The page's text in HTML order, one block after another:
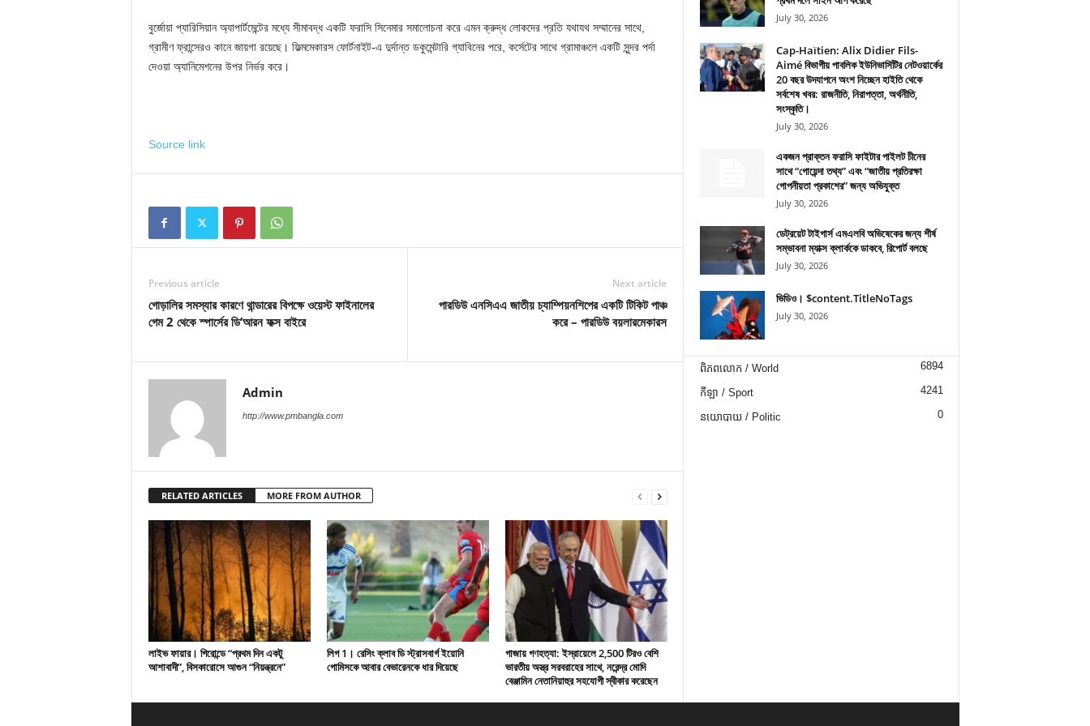
বুর্জোয়া প্যারিসিয়ান অ্যাপার্টমেন্টের মধ্যে সীমাবদ্ধ একটি ফরাসি সিনেমার সমালোচনা করে এমন ক্রুদ্ধ লোকদের প্রতি যথাযথ সম্মানের সাথে,
গ্রামীণ ফ্রান্সেরও কানে জায়গা রয়েছে। ফিল্মমেকারস ফোর্টনাইট-এ দুর্দান্ত ডকুমেন্টারি গ্যাবিনের পরে, কর্সেটের সাথে গ্রামাঞ্চলে একটি সুন্দর পর্দা
দেওয়া অ্যানিমেশনের উপর নির্ভর করে।
Source link
Previous article
গোড়ালির সমস্যার কারণে থান্ডারের বিপক্ষে ওয়েস্ট ফাইনালের
গেম 2 থেকে স্পার্সের ডি’আরন ফক্স বাইরে
Next article
পারডিউ এনসিএএ জাতীয় চ্যাম্পিয়নশিপের একটি টিকিট পাঞ্চ
করে – পারডিউ বয়লারমেকারস
Admin
http://www.pmbangla.com
RELATED ARTICLES MORE FROM AUTHOR
লাইভ ফায়ার। গিরোন্ডে “প্রথম দিন একটু
আশাবাদী”, বিসকারোসে আগুন “নিয়ন্ত্রনে”
লিগ 1। রেসিং ক্লাব ডি স্ট্রাসবার্গ ইয়োনি
গোমিসকে আবার বেভারেনকে ধার দিয়েছে
গাজায় গণহত্যা: ইস্রায়েলে 2,500 টিরও বেশি
ভারতীয় অস্ত্র সরবরাহের সাথে, নরেন্দ্র মোদি
বেঞ্জামিন নেতানিয়াহুর সহযোগী স্বীকার করেছেন
July 30, 2026
Cap-Haïtien: Alix Didier Fils-
Aimé বিভাগীয় পাবলিক ইউনিভার্সিটির নেটওয়ার্কের
20 বছর উদযাপনে অংশ নিচ্ছেন হাইতি থেকে
সর্বশেষ খবর: রাজনীতি, নিরাপত্তা, অর্থনীতি,
সংস্কৃতি।
July 30, 2026
একজন প্রাক্তন ফরাসি ফাইটার পাইলট চীনের
সাথে “গোয়েন্দা তথ্য” এবং “জাতীয় প্রতিরক্ষা
গোপনীয়তা প্রকাশের” জন্য অভিযুক্ত
July 30, 2026
ডেট্রয়েট টাইগার্স এমএলবি অভিষেকের জন্য শীর্ষ
সম্ভাবনা ম্যাক্স ক্লার্ককে ডাকবে, রিপোর্ট বলছে
July 30, 2026
ভিডিও। $content.TitleNoTags
July 30, 2026
ពិភពលោក / World 6894
កីឡា / Sport 4241
នយោបាយ / Politic 0